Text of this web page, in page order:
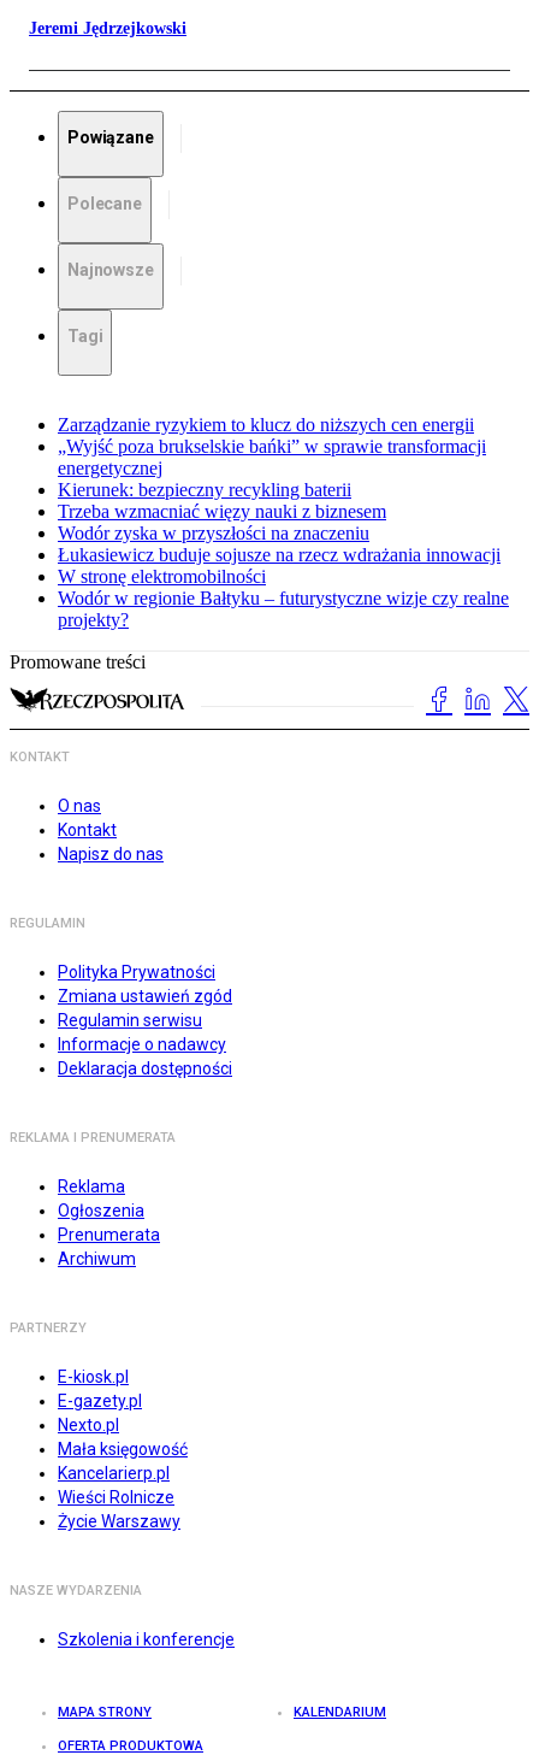
Jeremi Jędrzejkowski
Powiązane
Polecane
Najnowsze
Tagi
Zarządzanie ryzykiem to klucz do niższych cen energii
„Wyjść poza brukselskie bańki” w sprawie transformacji
energetycznej
Kierunek: bezpieczny recykling baterii
Trzeba wzmacniać więzy nauki z biznesem
Wodór zyska w przyszłości na znaczeniu
Łukasiewicz buduje sojusze na rzecz wdrażania innowacji
W stronę elektromobilności
Wodór w regionie Bałtyku – futurystyczne wizje czy realne
projekty?
Promowane treści
KONTAKT
O nas
Kontakt
Napisz do nas
REGULAMIN
Polityka Prywatności
Zmiana ustawień zgód
Regulamin serwisu
Informacje o nadawcy
Deklaracja dostępności
REKLAMA I PRENUMERATA
Reklama
Ogłoszenia
Prenumerata
Archiwum
PARTNERZY
E-kiosk.pl
E-gazety.pl
Nexto.pl
Mała księgowość
Kancelarierp.pl
Wieści Rolnicze
Życie Warszawy
NASZE WYDARZENIA
Szkolenia i konferencje
MAPA STRONY KALENDARIUM
OFERTA PRODUKTOWA